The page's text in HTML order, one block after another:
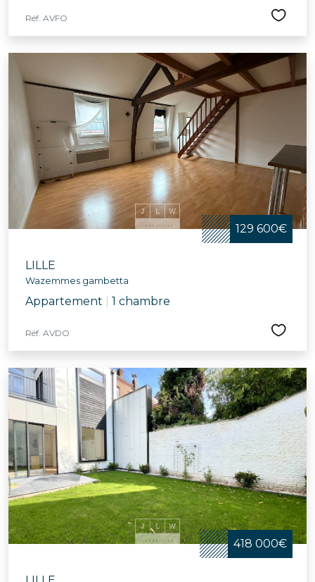
Réf. AVFO
129 600€
LILLE
Wazemmes gambetta
Appartement 1 chambre
Réf. AVDO
418 000€